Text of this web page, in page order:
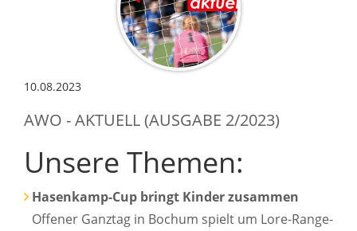
10.08.2023
AWO - AKTUELL (AUSGABE 2/2023)
Unsere Themen:
Hasenkamp-Cup bringt Kinder zusammen
Offener Ganztag in Bochum spielt um Lore-Range-